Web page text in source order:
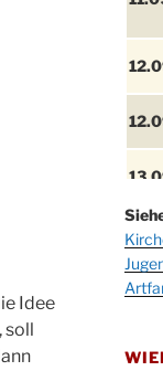
Idee
soll
25.